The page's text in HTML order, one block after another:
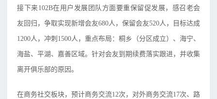
接下来102B在用户发展团队方面要重保留促发展，感召老会
友回归，争取实现新增会友680人，保留会友520人，目标达成
1200人，冲刺1500人，重点布局：桐乡（分区成立）、海宁、
海盐、平湖、嘉善区域。针对会友到期续费落实跟进，并收集
离开俱乐部的原因。
在商务社交板块，预计商务交流12次，对外商务交流17次、路